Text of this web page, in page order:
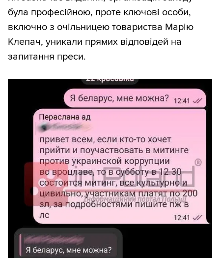
була професійною, проте ключові особи,
включно з очільницею товариства Марію
Клепач, уникали прямих відповідей на
запитання преси.